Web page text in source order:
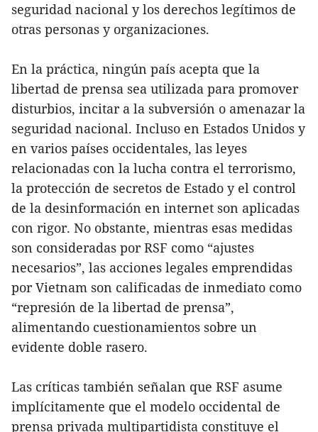
seguridad nacional y los derechos legítimos de
otras personas y organizaciones.
En la práctica, ningún país acepta que la
libertad de prensa sea utilizada para promover
disturbios, incitar a la subversión o amenazar la
seguridad nacional. Incluso en Estados Unidos y
en varios países occidentales, las leyes
relacionadas con la lucha contra el terrorismo,
la protección de secretos de Estado y el control
de la desinformación en internet son aplicadas
con rigor. No obstante, mientras esas medidas
son consideradas por RSF como “ajustes
necesarios”, las acciones legales emprendidas
por Vietnam son calificadas de inmediato como
“represión de la libertad de prensa”,
alimentando cuestionamientos sobre un
evidente doble rasero.
Las críticas también señalan que RSF asume
implícitamente que el modelo occidental de
prensa privada multipartidista constituye el